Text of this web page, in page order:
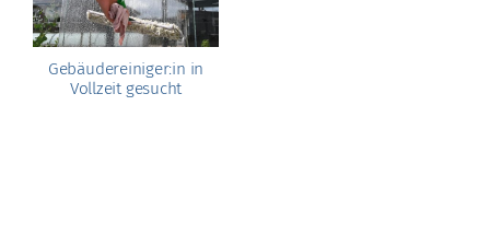
Gebäudereiniger:in in
Vollzeit gesucht